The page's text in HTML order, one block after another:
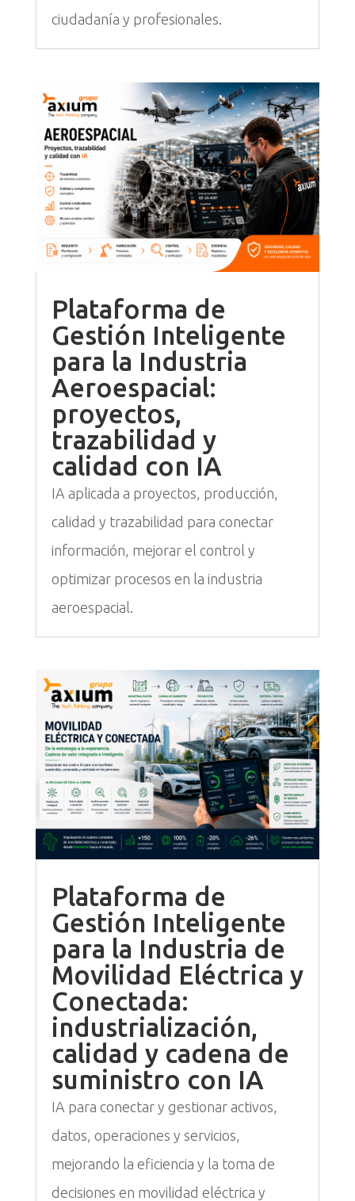
ciudadanía y profesionales.
Plataforma de
Gestión Inteligente
para la Industria
Aeroespacial:
proyectos,
trazabilidad y
calidad con IA
IA aplicada a proyectos, producción,
calidad y trazabilidad para conectar
información, mejorar el control y
optimizar procesos en la industria
aeroespacial.
Plataforma de
Gestión Inteligente
para la Industria de
Movilidad Eléctrica y
Conectada:
industrialización,
calidad y cadena de
suministro con IA
IA para conectar y gestionar activos,
datos, operaciones y servicios,
mejorando la eficiencia y la toma de
decisiones en movilidad eléctrica y